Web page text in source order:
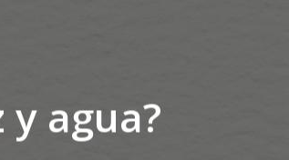
agua?